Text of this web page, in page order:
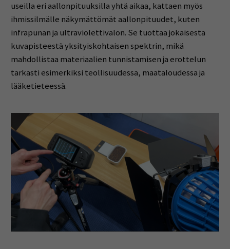
useilla eri aallonpituuksilla yhtä aikaa, kattaen myös
ihmissilmälle näkymättömät aallonpituudet, kuten
infrapunan ja ultraviolettivalon. Se tuottaa jokaisesta
kuvapisteestä yksityiskohtaisen spektrin, mikä
mahdollistaa materiaalien tunnistamisen ja erottelun
tarkasti esimerkiksi teollisuudessa, maataloudessa ja
lääketieteessä.